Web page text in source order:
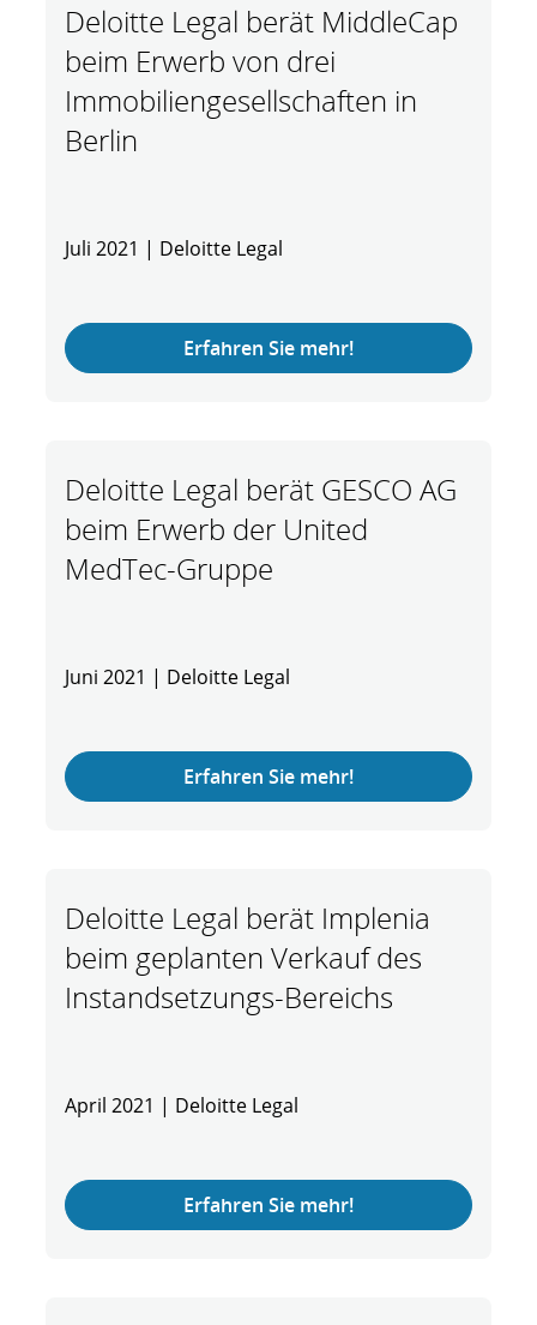
Deloitte Legal berät MiddleCap
beim Erwerb von drei
Immobiliengesellschaften in
Berlin
Juli 2021 | Deloitte Legal
Erfahren Sie mehr!
Deloitte Legal berät GESCO AG
beim Erwerb der United
MedTec-Gruppe
Juni 2021 | Deloitte Legal
Erfahren Sie mehr!
Deloitte Legal berät Implenia
beim geplanten Verkauf des
Instandsetzungs-Bereichs
April 2021 | Deloitte Legal
Erfahren Sie mehr!